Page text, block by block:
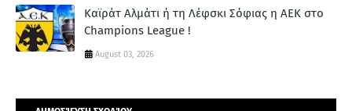
Καϊράτ Αλμάτι ή τη Λέφσκι Σόφιας η ΑΕΚ στο
Champions League !
August 03, 2026